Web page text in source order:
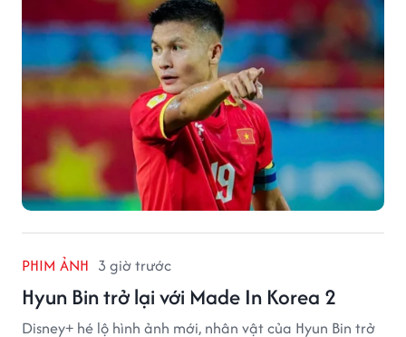
PHIM ẢNH 3 giờ trước
Hyun Bin trở lại với Made In Korea 2
Disney+ hé lộ hình ảnh mới, nhân vật của Hyun Bin trở